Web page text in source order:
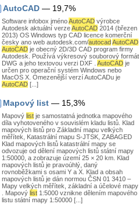
Programování
Revit
Správa dat
Stavebnictví
Strojírenství
System
Tipy
Windows
Zkratky
AutoCAD — 19,7%
Software infobox jménoAutoCAD výrobce
Autodesk aktuální verzeAutoCAD 2014 (březen
2013) OS Windows typ CAD licence komerční
česky ano web autodesk.com/autocadAutoCAD
AutoCAD je obecný 2D/3D CAD program firmy
Autodesk. Používá výkresový souborový formát
DWG a jeho textovou verzi DXF . AutoCAD je
určen pro operační systém Windows nebo
MacOS X. Omezenější verzí AutoCADu je
AutoCAD [...]
Mapový list — 15,3%
Mapový list je samostatná jednotka mapového
díla vyhotoveného v souvislém kladu listů. Klad
mapových listů pro Základní mapu velkých
měřítek, Katastrální mapu S-JTSK, ZABAGED
Klad mapových listů katastrální mapy se
odvozuje od dělení mapových listů státní mapy
1:50000, a zobrazuje území 25 × 20 km. Klad
mapových listů je pravoúhlý, daný
rovnoběžkami s osami Y a X. Klad a obsah
mapových listů je dán normou ČSN 01 3410 –
Mapy velkých měřítek, základní a účelové mapy
. Mapový list 1:5000 vznikne dělením mapového
listu státní mapy 1:50000 [...]